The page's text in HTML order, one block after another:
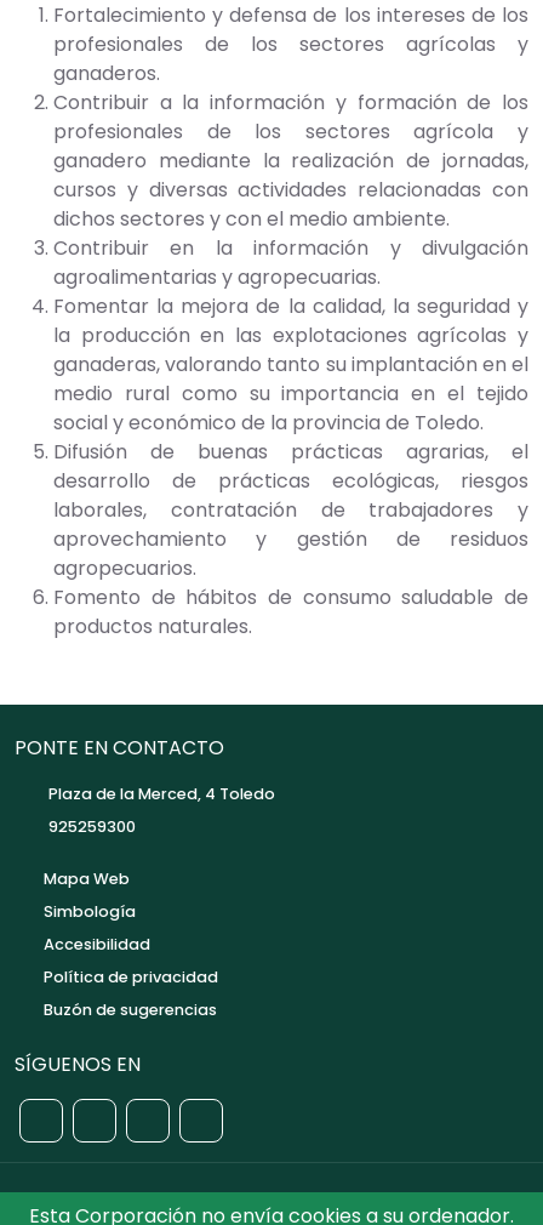
Esta Corporación no envía cookies a su ordenador.
Fortalecimiento y defensa de los intereses de los
profesionales de los sectores agrícolas y
ganaderos.
Contribuir a la información y formación de los
profesionales de los sectores agrícola y
ganadero mediante la realización de jornadas,
cursos y diversas actividades relacionadas con
dichos sectores y con el medio ambiente.
Contribuir en la información y divulgación
agroalimentarias y agropecuarias.
Fomentar la mejora de la calidad, la seguridad y
la producción en las explotaciones agrícolas y
ganaderas, valorando tanto su implantación en el
medio rural como su importancia en el tejido
social y económico de la provincia de Toledo.
Difusión de buenas prácticas agrarias, el
desarrollo de prácticas ecológicas, riesgos
laborales, contratación de trabajadores y
aprovechamiento y gestión de residuos
agropecuarios.
Fomento de hábitos de consumo saludable de
productos naturales.
PONTE EN CONTACTO
Plaza de la Merced, 4 Toledo
925259300
Mapa Web
Simbología
Accesibilidad
Política de privacidad
Buzón de sugerencias
SÍGUENOS EN